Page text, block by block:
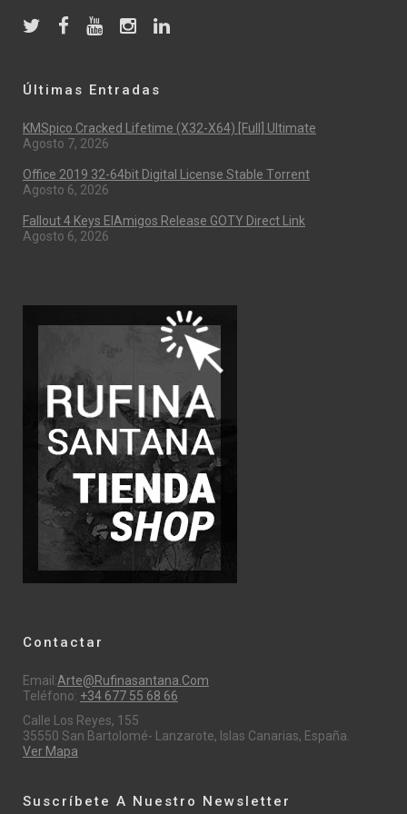
Últimas Entradas
KMSpico Cracked Lifetime (x32-X64) [Full] Ultimate
Agosto 7, 2026
Office 2019 32-64bit Digital License Stable Tоrrеnt
Agosto 6, 2026
Fallout 4 Keys ElAmigos Release GOTY Direct Link
Agosto 6, 2026
Contactar
Email:Arte@rufinasantana.com
Teléfono: +34 677 55 68 66
Calle Los Reyes, 155
35550 San Bartolomé- Lanzarote, Islas Canarias, España.
Ver Mapa
Suscríbete A Nuestro Newsletter